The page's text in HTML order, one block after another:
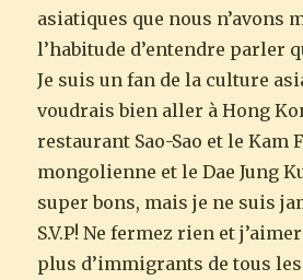
asiatiques que nous n’avons
l’habitude d’entendre parler
Je suis un fan de la culture
voudrais bien aller à Hong
restaurant Sao-Sao et le Kam
mongolienne et le Dae Jung
super bons, mais je ne suis
S.V.P! Ne fermez rien et
plus d’immigrants de tous